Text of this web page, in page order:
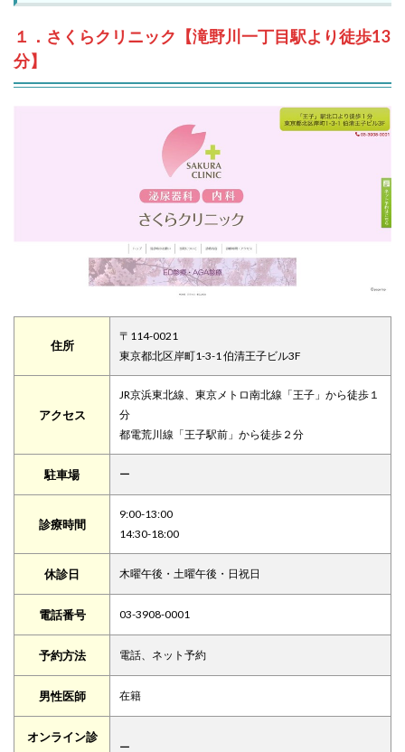
１．さくらクリニック【滝野川一丁目駅より徒歩13
分】
住所
〒114-0021
東京都北区岸町1-3-1 伯清王子ビル3F
アクセス
JR京浜東北線、東京メトロ南北線「王子」から徒歩１
分
都電荒川線「王子駅前」から徒歩２分
駐車場 ー
診療時間
9:00-13:00
14:30-18:00
休診日 木曜午後・土曜午後・日祝日
電話番号 03-3908-0001
予約方法 電話、ネット予約
男性医師 在籍
オンライン診
ー